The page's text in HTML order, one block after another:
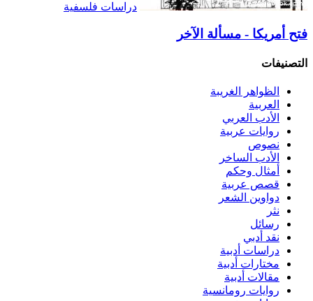
دراسات فلسفية
فتح أمريكا - مسألة الآخر
التصنيفات
الظواهر الغريبة‏
العربية
الأدب العربي
روايات عربية
نصوص
الأدب الساخر
أمثال وحكم
قصص عربية
دواوين الشعر
نثر
رسائل
نقد أدبي
دراسات أدبية
مختارات أدبية
مقالات أدبية
روايات رومانسية